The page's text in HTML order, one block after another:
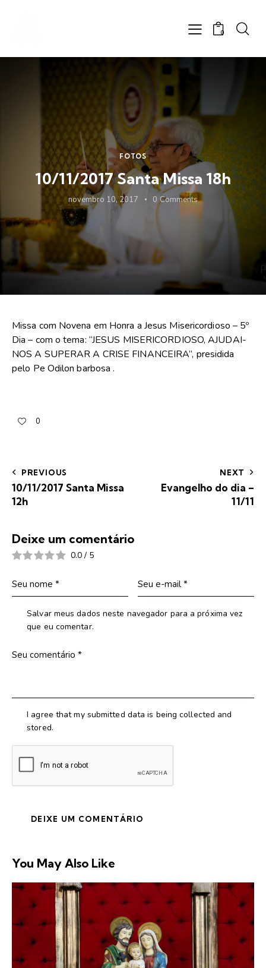
0
FOTOS
10/11/2017 Santa Missa 18h
novembro 10, 2017 0 Comments
Missa com Novena em Honra a Jesus Misericordioso – 5º
Dia – com o tema: “JESUS MISERICORDIOSO, AJUDAI-
NOS A SUPERAR A CRISE FINANCEIRA”, presidida
pelo Pe Odilon barbosa .
0
PREVIOUS
10/11/2017 Santa Missa
12h
NEXT
Evangelho do dia –
11/11
Deixe um comentário
0.0 / 5
Salvar meus dados neste navegador para a próxima vez
que eu comentar.
I agree that my submitted data is being collected and
stored.
You May Also Like